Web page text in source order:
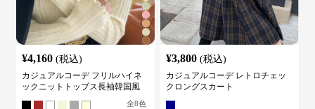
¥4,160 (税込)
カジュアルコーデ フリルハイネ
ックニットトップス長袖韓国風
全8色
¥3,800 (税込)
カジュアルコーデ レトロチェッ
クロングスカート